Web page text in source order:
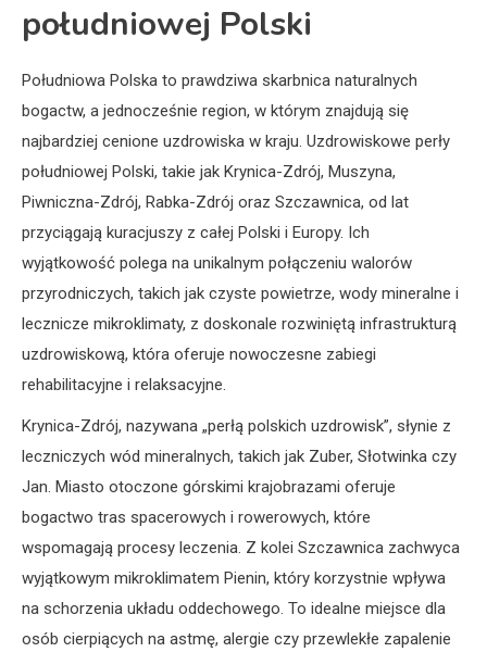
południowej Polski
Południowa Polska to prawdziwa skarbnica naturalnych
bogactw, a jednocześnie region, w którym znajdują się
najbardziej cenione uzdrowiska w kraju. Uzdrowiskowe perły
południowej Polski, takie jak Krynica-Zdrój, Muszyna,
Piwniczna-Zdrój, Rabka-Zdrój oraz Szczawnica, od lat
przyciągają kuracjuszy z całej Polski i Europy. Ich
wyjątkowość polega na unikalnym połączeniu walorów
przyrodniczych, takich jak czyste powietrze, wody mineralne i
lecznicze mikroklimaty, z doskonale rozwiniętą infrastrukturą
uzdrowiskową, która oferuje nowoczesne zabiegi
rehabilitacyjne i relaksacyjne.
Krynica-Zdrój, nazywana „perłą polskich uzdrowisk”, słynie z
leczniczych wód mineralnych, takich jak Zuber, Słotwinka czy
Jan. Miasto otoczone górskimi krajobrazami oferuje
bogactwo tras spacerowych i rowerowych, które
wspomagają procesy leczenia. Z kolei Szczawnica zachwyca
wyjątkowym mikroklimatem Pienin, który korzystnie wpływa
na schorzenia układu oddechowego. To idealne miejsce dla
osób cierpiących na astmę, alergie czy przewlekłe zapalenie